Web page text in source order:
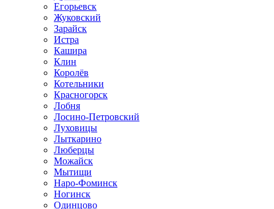
Егорьевск
Жуковский
Зарайск
Истра
Кашира
Клин
Королёв
Котельники
Красногорск
Лобня
Лосино-Петровский
Луховицы
Лыткарино
Люберцы
Можайск
Мытищи
Наро-Фоминск
Ногинск
Одинцово